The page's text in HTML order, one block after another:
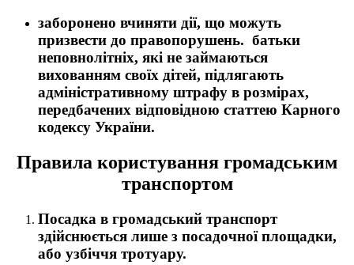
заборонено вчиняти дії, що можуть
призвести до правопорушень. батьки
неповнолітніх, які не займаються
вихованням своїх дітей, підлягають
адміністративному штрафу в розмірах,
передбачених відповідною статтею Карного
кодексу України.
Правила користування громадським
транспортом
Посадка в громадський транспорт
здійснюється лише з посадочної площадки,
або узбіччя тротуару.